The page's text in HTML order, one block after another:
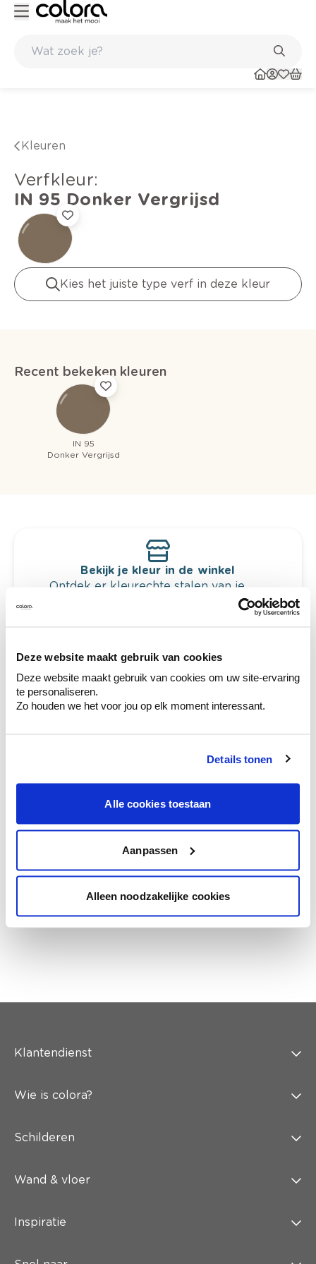
Deze website maakt gebruik van cookies
Deze website maakt gebruik van cookies om uw site-ervaring
te personaliseren.
Zo houden we het voor jou op elk moment interessant.
Details tonen
Alle cookies toestaan
Aanpassen
Alleen noodzakelijke cookies
Kleuren
verfkleur:
IN 95 Donker Vergrijsd
Kies het juiste type verf in deze kleur
Recent bekeken kleuren
IN 95
Donker Vergrijsd
Bekijk je kleur in de winkel
Ontdek er kleurechte stalen van je
Krijg persoonlijk advies om kleuren te
combineren.
Kleuradvies aan huis
en je meubels.
Krijg ineens een technologische check-up
van je muren.
Klantendienst
Wie is colora?
Schilderen
Wand & vloer
Inspiratie